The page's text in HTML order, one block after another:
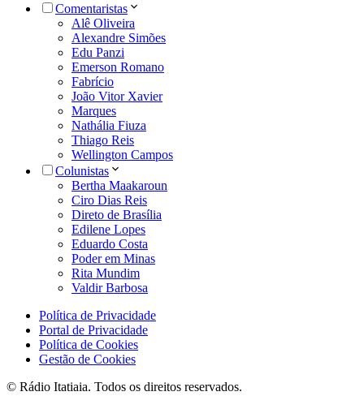
Comentaristas
Alê Oliveira
Alexandre Simões
Edu Panzi
Emerson Romano
Fabrício
João Vitor Xavier
Marques
Nathália Fiuza
Thiago Reis
Wellington Campos
Colunistas
Bertha Maakaroun
Ciro Dias Reis
Direto de Brasília
Edilene Lopes
Eduardo Costa
Poder em Minas
Rita Mundim
Valdir Barbosa
Política de Privacidade
Portal de Privacidade
Política de Cookies
Gestão de Cookies
© Rádio Itatiaia. Todos os direitos reservados.